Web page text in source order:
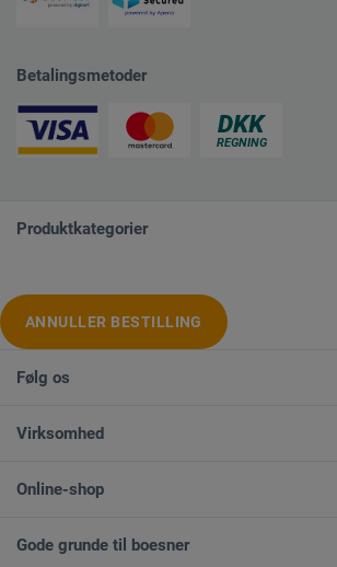
Betalingsmetoder
Produktkategorier
ANNULLER BESTILLING
Følg os
Virksomhed
Online-shop
Gode grunde til boesner